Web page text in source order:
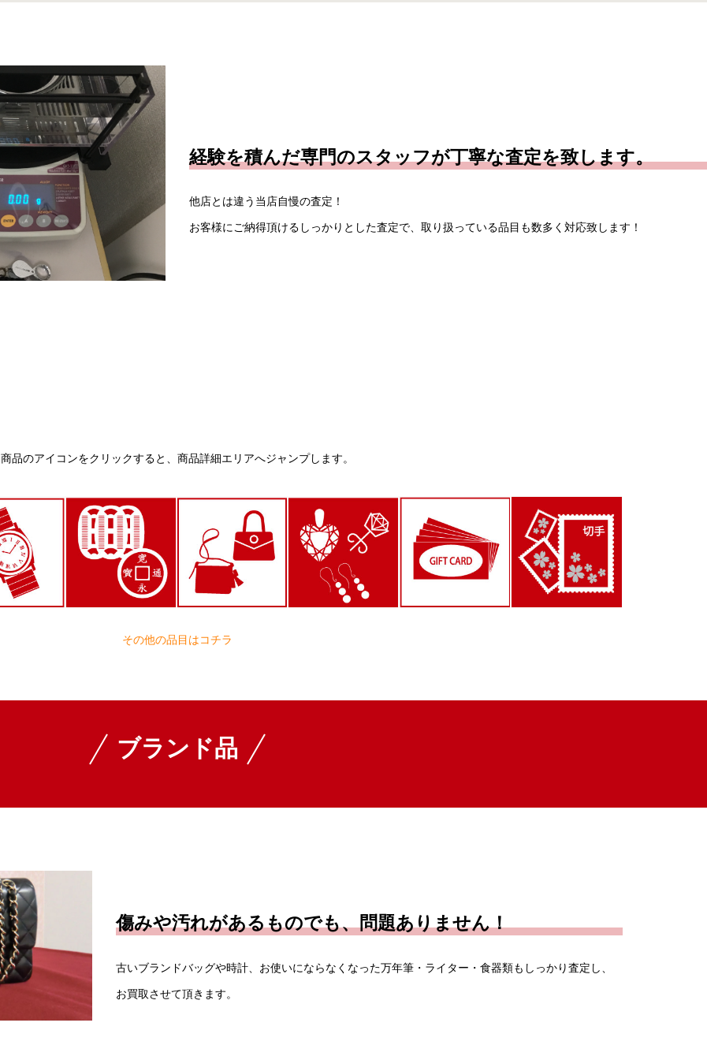
経験を積んだ専門のスタッフが丁寧な査定を致します。
他店とは違う当店自慢の査定！
お客様にご納得頂けるしっかりとした査定で、取り扱っている品目も数多く対応致します！
商品のアイコンをクリックすると、 商品詳細エリアへジャンプします。
その他の品目はコチラ
ブランド品
傷みや汚れがあるものでも、問題ありません！
古いブランドバッグや時計、お使いにならなくなった万年筆・ライター・食器類もしっかり査定し、
お買取させて頂きます。